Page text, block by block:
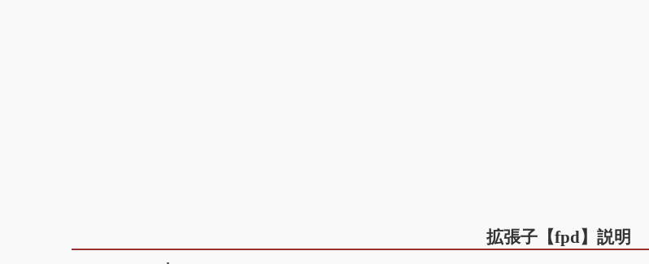
拡張子【fpd】説明